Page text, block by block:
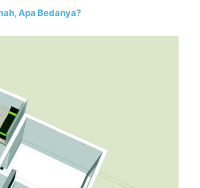
Apa Bedanya?